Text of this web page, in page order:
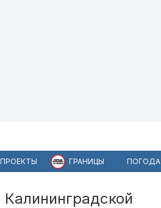
ГРАНИЦЫ ПОГОДА